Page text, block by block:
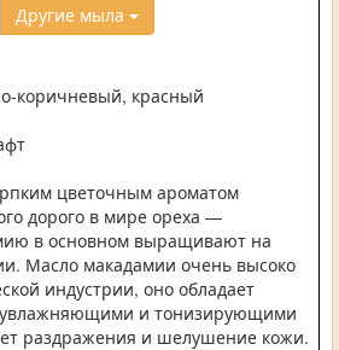
Другие мыла
коричневый, красный
цветочным ароматом
дорого в мире ореха —
в основном выращивают на
Масло макадамии очень высоко
индустрии, оно обладает
и тонизирующими
раздражения и шелушение кожи.